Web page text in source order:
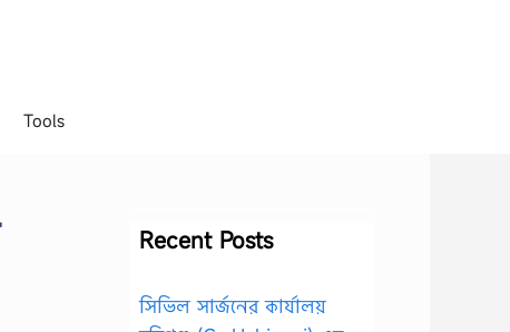
Tools
Recent Posts
সিভিল সার্জনের কার্যালয়